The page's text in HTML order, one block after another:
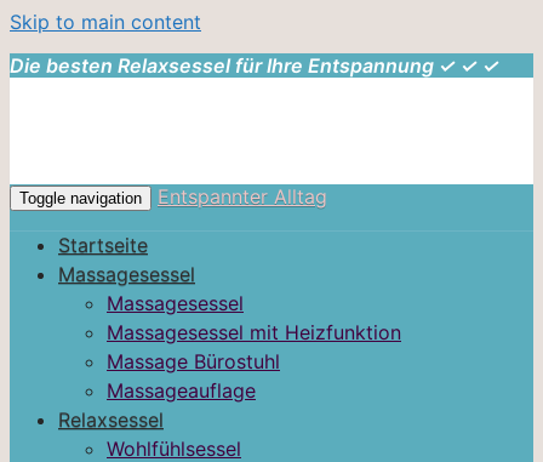
Skip to main content
Die besten Relaxsessel für Ihre Entspannung ✓ ✓ ✓
Toggle navigation
Entspannter Alltag
Startseite
Massagesessel
Massagesessel
Massagesessel mit Heizfunktion
Massage Bürostuhl
Massageauflage
Relaxsessel
Wohlfühlsessel